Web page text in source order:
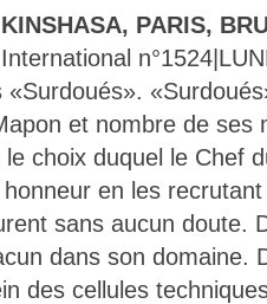
KINSHASA, PARIS,
International
«Surdoués».
et nombre de ses
choix duquel le Chef
en les
sans aucun doute.
dans son domaine.
des cellules